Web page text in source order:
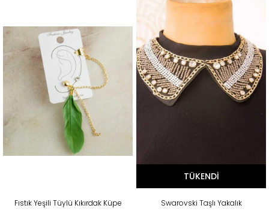
Fıstık Yeşili Tüylü Kıkırdak Küpe
TÜKENDI
Swarovski Taşlı Yakalık